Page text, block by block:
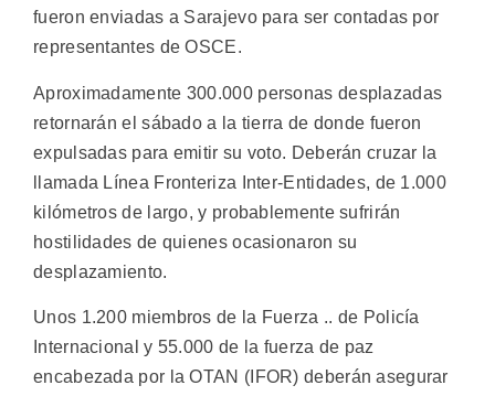
fueron enviadas a Sarajevo para ser contadas por
representantes de OSCE.
Aproximadamente 300.000 personas desplazadas
retornarán el sábado a la tierra de donde fueron
expulsadas para emitir su voto. Deberán cruzar la
llamada Línea Fronteriza Inter-Entidades, de 1.000
kilómetros de largo, y probablemente sufrirán
hostilidades de quienes ocasionaron su
desplazamiento.
Unos 1.200 miembros de la Fuerza .. de Policía
Internacional y 55.000 de la fuerza de paz
encabezada por la OTAN (IFOR) deberán asegurar